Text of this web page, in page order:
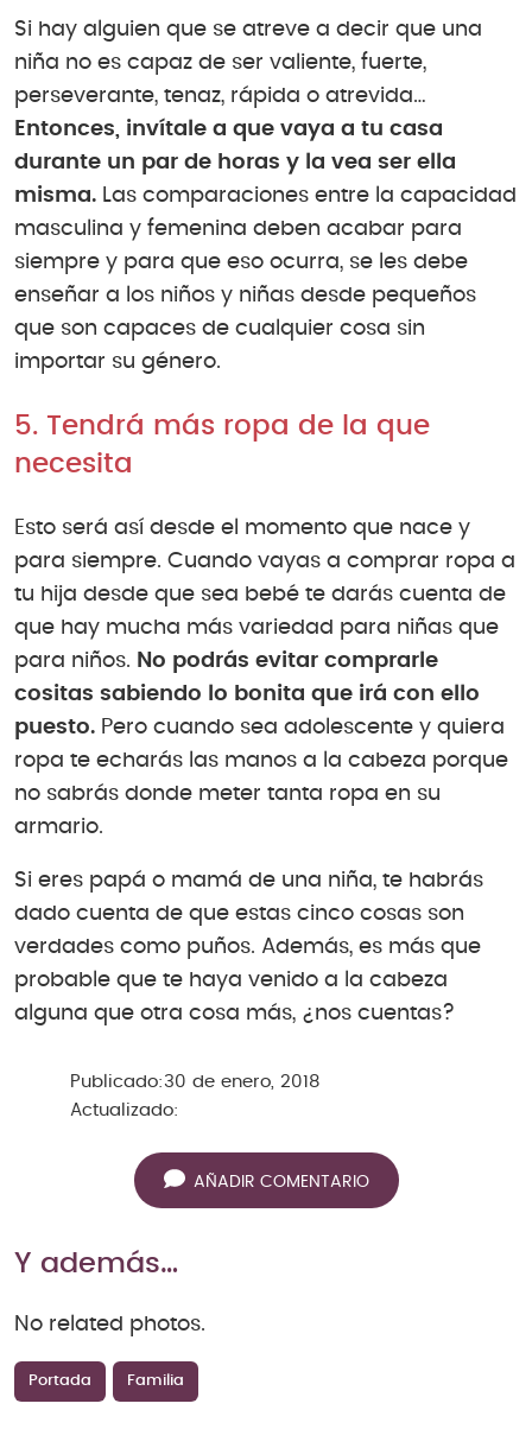
Si hay alguien que se atreve a decir que una
niña no es capaz de ser valiente, fuerte,
perseverante, tenaz, rápida o atrevida…
Entonces, invítale a que vaya a tu casa
durante un par de horas y la vea ser ella
misma. Las comparaciones entre la capacidad
masculina y femenina deben acabar para
siempre y para que eso ocurra, se les debe
enseñar a los niños y niñas desde pequeños
que son capaces de cualquier cosa sin
importar su género.
5. Tendrá más ropa de la que
necesita
Esto será así desde el momento que nace y
para siempre. Cuando vayas a comprar ropa a
tu hija desde que sea bebé te darás cuenta de
que hay mucha más variedad para niñas que
para niños. No podrás evitar comprarle
cositas sabiendo lo bonita que irá con ello
puesto. Pero cuando sea adolescente y quiera
ropa te echarás las manos a la cabeza porque
no sabrás donde meter tanta ropa en su
armario.
Si eres papá o mamá de una niña, te habrás
dado cuenta de que estas cinco cosas son
verdades como puños. Además, es más que
probable que te haya venido a la cabeza
alguna que otra cosa más, ¿nos cuentas?
Publicado: 30 de enero, 2018
Actualizado:
AÑADIR COMENTARIO
Y además…
No related photos.
Portada Familia